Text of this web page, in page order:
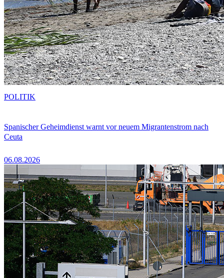
Spanischer Geheimdienst warnt vor neuem Migrantenstrom nach
Ceuta
06.08.2026
POLITIK